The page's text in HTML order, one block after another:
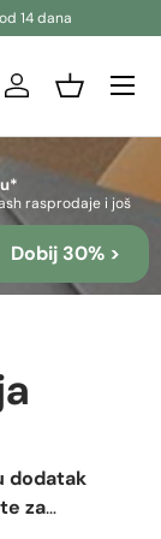
14 dana
PrijavaKošara
rasprodaje i još
Dobij 30% >
dodatak
za